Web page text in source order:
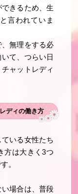
きるため、生
言われていま
無理をする必
て、つらい日
ャットレディ
ディの働き方
いる女性たち
方は大きく3つ
。
場合は、普段